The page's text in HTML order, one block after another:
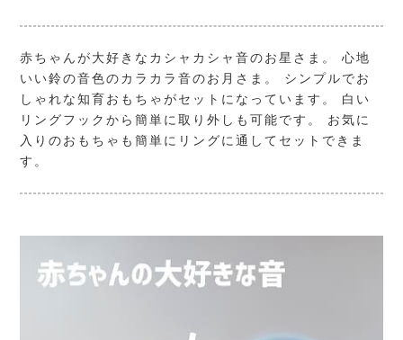
赤ちゃんが大好きなカシャカシャ音のお星さま。 心地
いい鈴の音色のカラカラ音のお月さま。 シンプルでお
しゃれな知育おもちゃがセットになっています。 白い
リングフックから簡単に取り外しも可能です。 お気に
入りのおもちゃも簡単にリングに通してセットできま
す。